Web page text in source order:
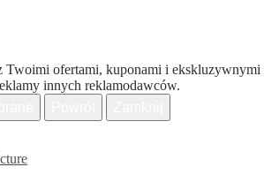
Twoimi ofertami, kuponami i ekskluzywnymi
innych reklamodawców.